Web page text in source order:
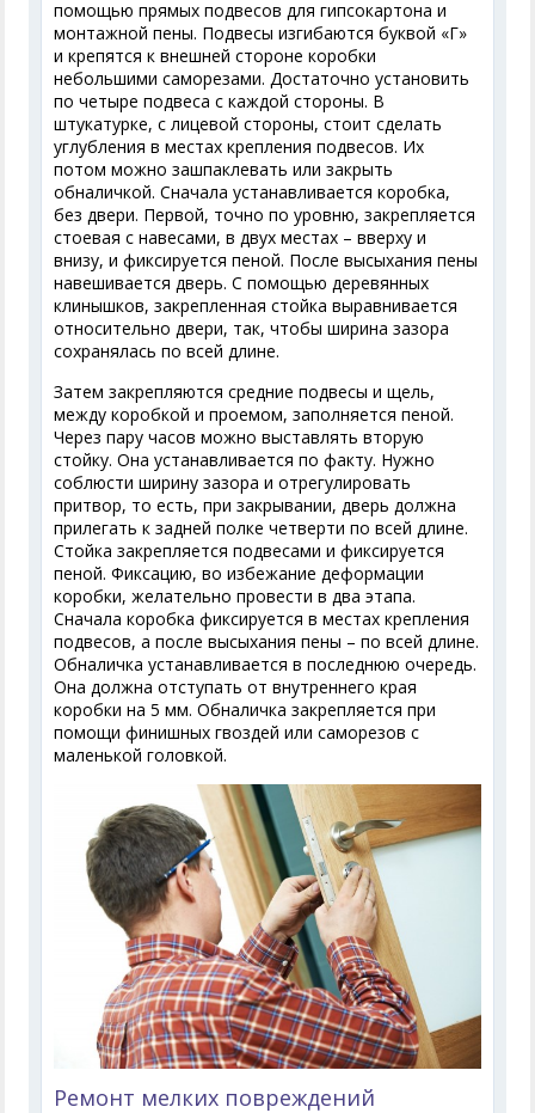
помощью прямых подвесов для гипсокартона и
монтажной пены. Подвесы изгибаются буквой «Г»
и крепятся к внешней стороне коробки
небольшими саморезами. Достаточно установить
по четыре подвеса с каждой стороны. В
штукатурке, с лицевой стороны, стоит сделать
углубления в местах крепления подвесов. Их
потом можно зашпаклевать или закрыть
обналичкой. Сначала устанавливается коробка,
без двери. Первой, точно по уровню, закрепляется
стоевая с навесами, в двух местах – вверху и
внизу, и фиксируется пеной. После высыхания пены
навешивается дверь. С помощью деревянных
клинышков, закрепленная стойка выравнивается
относительно двери, так, чтобы ширина зазора
сохранялась по всей длине.
Затем закрепляются средние подвесы и щель,
между коробкой и проемом, заполняется пеной.
Через пару часов можно выставлять вторую
стойку. Она устанавливается по факту. Нужно
соблюсти ширину зазора и отрегулировать
притвор, то есть, при закрывании, дверь должна
прилегать к задней полке четверти по всей длине.
Стойка закрепляется подвесами и фиксируется
пеной. Фиксацию, во избежание деформации
коробки, желательно провести в два этапа.
Сначала коробка фиксируется в местах крепления
подвесов, а после высыхания пены – по всей длине.
Обналичка устанавливается в последнюю очередь.
Она должна отступать от внутреннего края
коробки на 5 мм. Обналичка закрепляется при
помощи финишных гвоздей или саморезов с
маленькой головкой.
Ремонт мелких повреждений